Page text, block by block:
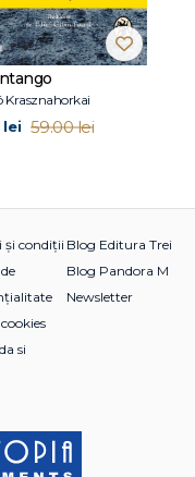
Krasznahorkai
lei 59.00 lei
și condiții
si
Blog Editura Trei
Blog Pandora M
Newsletter